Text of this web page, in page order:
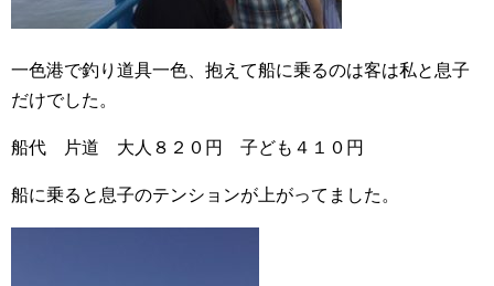
一色港で釣り道具一色、抱えて船に乗るのは客は私と息子
だけでした。
船代 片道 大人８２０円 子ども４１０円
船に乗ると息子のテンションが上がってました。